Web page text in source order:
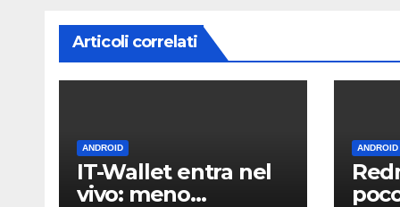
Articoli correlati
ANDROID
IT-Wallet entra nel
vivo: meno
ANDROID